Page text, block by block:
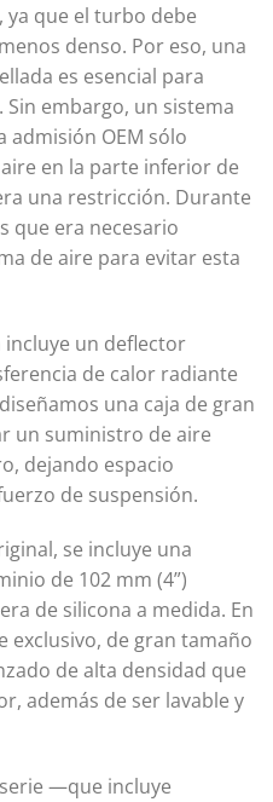
que el turbo debe
denso. Por eso, una
es esencial para
embargo, un sistema
OEM sólo
en la parte inferior de
una restricción. Durante
que era necesario
de aire para evitar esta
incluye un deflector
de calor radiante
una caja de gran
un suministro de aire
dejando espacio
de suspensión.
se incluye una
de 102 mm (4”)
de silicona a medida. En
exclusivo, de gran tamaño
de alta densidad que
además de ser lavable y
—que incluye